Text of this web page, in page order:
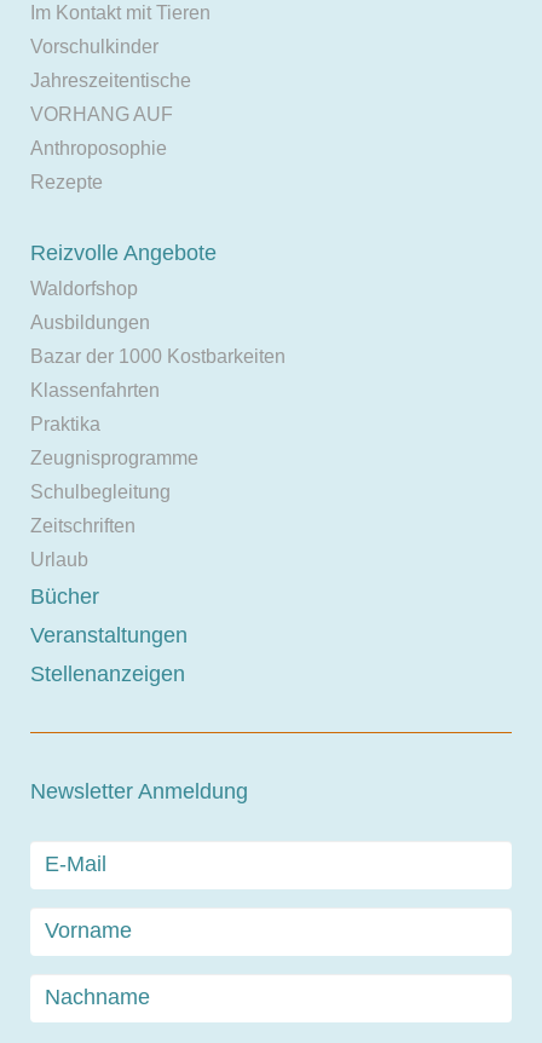
Im Kontakt mit Tieren
Vorschulkinder
Jahreszeitentische
VORHANG AUF
Anthroposophie
Rezepte
Reizvolle Angebote
Waldorfshop
Ausbildungen
Bazar der 1000 Kostbarkeiten
Klassenfahrten
Praktika
Zeugnisprogramme
Schulbegleitung
Zeitschriften
Urlaub
Bücher
Veranstaltungen
Stellenanzeigen
Newsletter Anmeldung